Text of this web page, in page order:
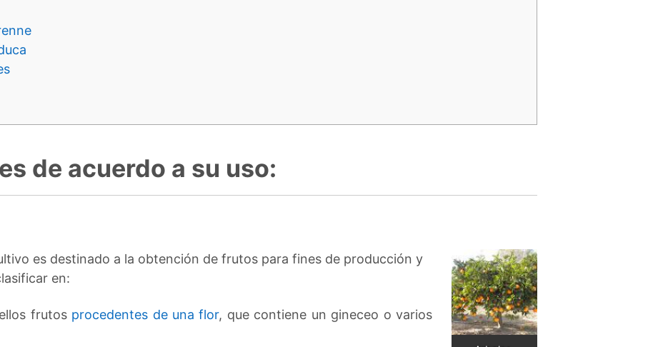
de acuerdo a su uso:
es destinado a la obtención de frutos para fines de producción y
en:
frutos procedentes de una flor, que contiene un gineceo o varios